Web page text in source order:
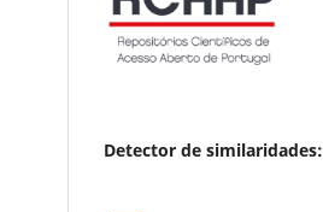
Detector de similaridades: